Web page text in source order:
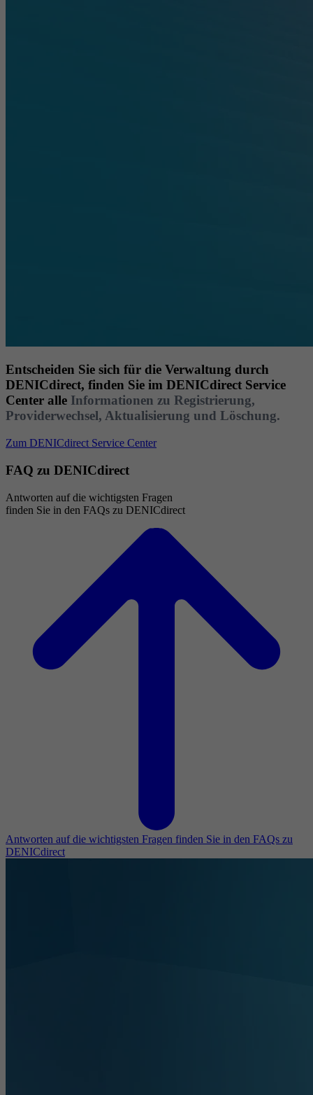
Entscheiden Sie sich für die Verwaltung durch
DENICdirect, finden Sie im DENICdirect Service
Center alle Informationen zu Registrierung,
Providerwechsel, Aktualisierung und Löschung.
Zum DENICdirect Service Center
FAQ zu DENICdirect
Antworten auf die wichtigsten Fragen
finden Sie in den FAQs zu DENICdirect
Antworten auf die wichtigsten Fragen finden Sie in den FAQs zu
DENICdirect